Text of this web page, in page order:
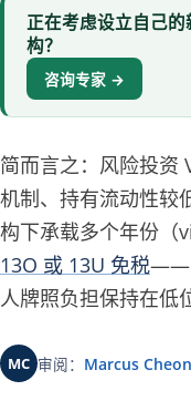
正在考虑设立自己
构？
咨询专家 →
简而言之：风险投资
机制、持有流动性较
构下承载多个年份（
13O 或 13U 免税——
人牌照负担保持在低
MC 审阅： Marcus